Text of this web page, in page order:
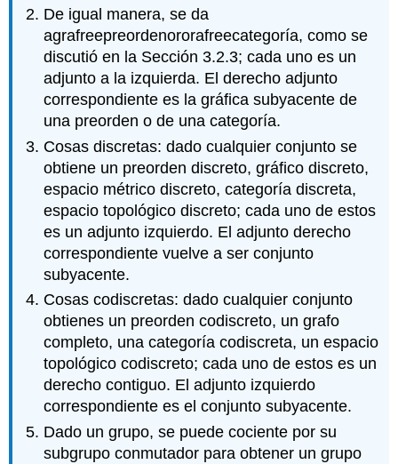
De igual manera, se da
agrafreepreordenororafreecategoría, como se
discutió en la Sección 3.2.3; cada uno es un
adjunto a la izquierda. El derecho adjunto
correspondiente es la gráfica subyacente de
una preorden o de una categoría.
Cosas discretas: dado cualquier conjunto se
obtiene un preorden discreto, gráfico discreto,
espacio métrico discreto, categoría discreta,
espacio topológico discreto; cada uno de estos
es un adjunto izquierdo. El adjunto derecho
correspondiente vuelve a ser conjunto
subyacente.
Cosas codiscretas: dado cualquier conjunto
obtienes un preorden codiscreto, un grafo
completo, una categoría codiscreta, un espacio
topológico codiscreto; cada uno de estos es un
derecho contiguo. El adjunto izquierdo
correspondiente es el conjunto subyacente.
Dado un grupo, se puede cociente por su
subgrupo conmutador para obtener un grupo